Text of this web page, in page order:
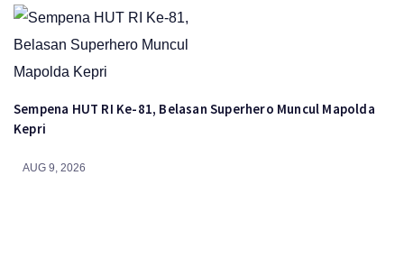
Sempena HUT RI Ke-81, Belasan Superhero Muncul Mapolda
Kepri
AUG 9, 2026